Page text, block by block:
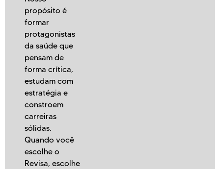
propósito é
formar
protagonistas
da saúde que
pensam de
forma crítica,
estudam com
estratégia e
constroem
carreiras
sólidas.
Quando você
escolhe o
Revisa, escolhe